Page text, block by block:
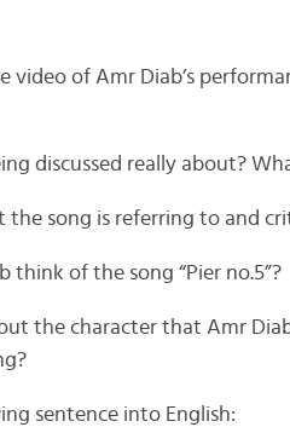
of Amr Diab’s
discussed really about?
the song is referring to and
think of the song “Pier no.5”?
the character that Amr
sentence into English: